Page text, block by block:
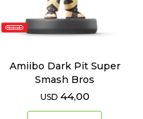
Amiibo Dark Pit Super
Smash Bros
USD 44,00